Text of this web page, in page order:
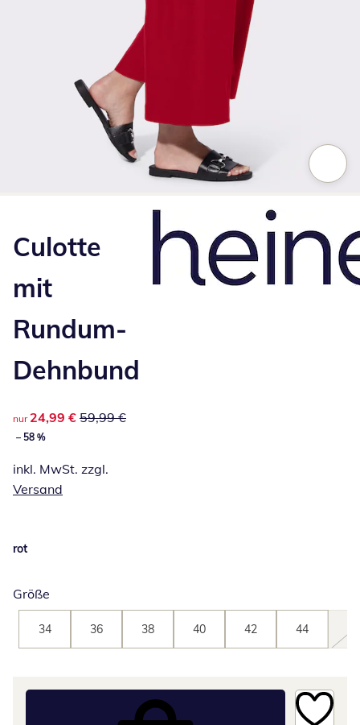
Culotte
mit
Rundum-
Dehnbund
reduzierter Preis 24,99 €, vorheriger Preis: 59,99 €
nur 24,99 € 59,99 €
– 58 %
inkl. MwSt. zzgl.
Versand
rot
Größe
34 36 38 40 42 44